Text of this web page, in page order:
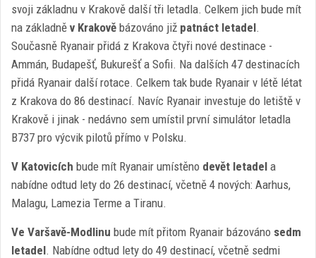
svoji základnu v Krakově další tři letadla. Celkem jich bude mít
na základně v Krakově bázováno již patnáct letadel.
Současně Ryanair přidá z Krakova čtyři nové destinace -
Ammán, Budapešť, Bukurešť a Sofii. Na dalších 47 destinacích
přidá Ryanair další rotace. Celkem tak bude Ryanair v létě létat
z Krakova do 86 destinací. Navíc Ryanair investuje do letiště v
Krakově i jinak - nedávno sem umístil první simulátor letadla
B737 pro výcvik pilotů přímo v Polsku.
V Katovicích bude mít Ryanair umístěno devět letadel a
nabídne odtud lety do 26 destinací, včetně 4 nových: Aarhus,
Malagu, Lamezia Terme a Tiranu.
Ve Varšavě-Modlinu bude mít přitom Ryanair bázováno sedm
letadel. Nabídne odtud lety do 49 destinací, včetně sedmi